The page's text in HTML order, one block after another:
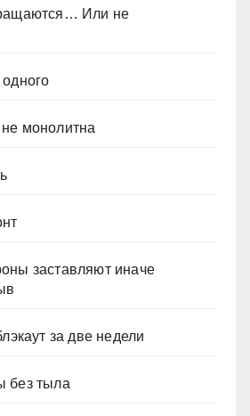
Или не
монолитна
заставляют иначе
за две недели
без тыла